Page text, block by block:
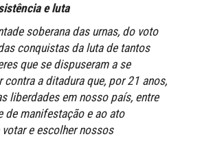
e luta
soberana das urnas, do voto
conquistas da luta de tantos
que se dispuseram a se
contra a ditadura que, por 21 anos,
liberdades em nosso país, entre
de manifestação e ao ato
e escolher nossos